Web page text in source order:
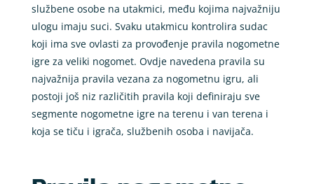
službene osobe na utakmici, među kojima najvažniju
ulogu imaju suci. Svaku utakmicu kontrolira sudac
koji ima sve ovlasti za provođenje pravila nogometne
igre za veliki nogomet. Ovdje navedena pravila su
najvažnija pravila vezana za nogometnu igru, ali
postoji još niz različitih pravila koji definiraju sve
segmente nogometne igre na terenu i van terena i
koja se tiču i igrača, službenih osoba i navijača.